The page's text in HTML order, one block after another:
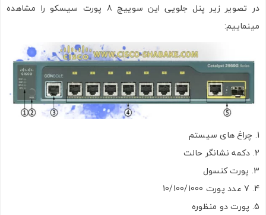
در تصویر زیر پنل جلویی این سوییچ 8 پورت سیسکو را مشاهده
مینماییم:
چراغ های سیستم
دکمه نشانگر حالت
پورت کنسول
7 عدد پورت 10/100/1000
پورت دو منظوره
اشتراک گذاری در شبکه های اجتماعی
ارسال به ایمیل
تصاویر رسمی